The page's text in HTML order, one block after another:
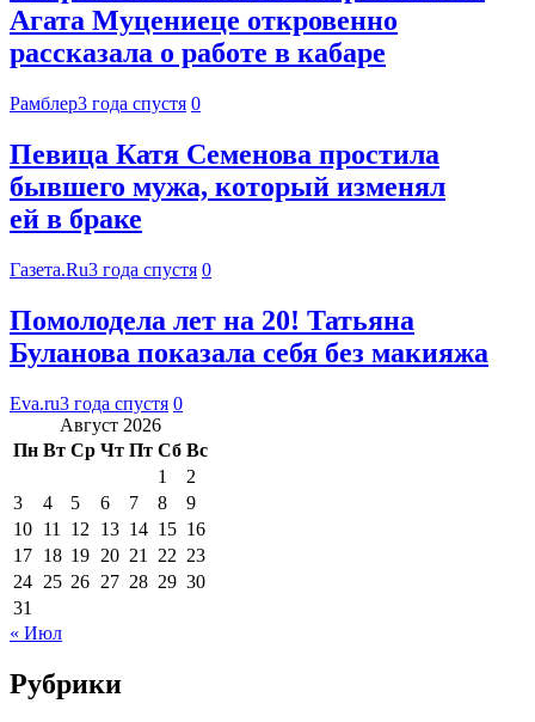
Агата Муцениеце откровенно
рассказала о работе в кабаре
Рамблер3 года спустя 0
Певица Катя Семенова простила
бывшего мужа, который изменял
ей в браке
Газета.Ru3 года спустя 0
Помолодела лет на 20! Татьяна
Буланова показала себя без макияжа
Eva.ru3 года спустя 0
Август 2026
Пн Вт Ср Чт Пт Сб Вс
1
2
3
4 5 6 7 8
9
10 11 12 13 14 15 16
17 18 19 20 21 22 23
24 25 26 27 28 29 30
31
« Июл
Рубрики